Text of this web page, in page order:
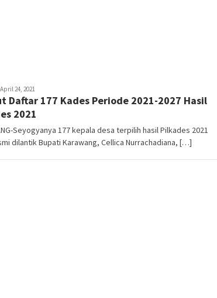
April 24, 2021
Daftar 177 Kades Periode 2021-2027 Hasil
2021
Seyogyanya 177 kepala desa terpilih hasil Pilkades 2021
dilantik Bupati Karawang, Cellica Nurrachadiana, […]